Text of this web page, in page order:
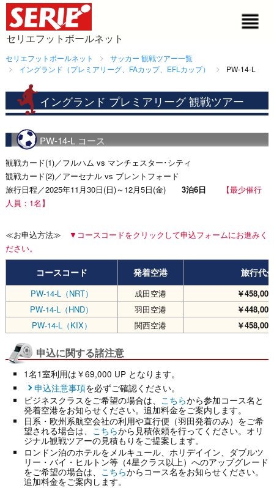
セリエフットボールネット
セリエフットボールネット
サッカー 観戦ツアー一覧
イングランド（プレミアリーグ、FAカップ、EFLカップ）
PW-14-L
イングランド プレミアリーグ 観戦ツアー
PW-14-L コース
観戦カード(1)／フルハム vs マンチェスター･シティ
観戦カード(2)／アーセナル vs ブレントフォード
旅行日程／2025年11月30日(日)～12月5日(金) 3泊6日
【最少催行
人員：1名】
≪お申込方法≫
▼コースコードをクリックして申込フォームにお進みく
ださい。
コースコード 発着空港 旅行代
PW-14-L（NRT） 成田空港 ￥458,000
PW-14-L（HND）
羽田空港 ￥448,000
PW-14-L（KIX）
関西空港 ￥458,000
申込に関する諸注意
1名1室利用は￥69,000 UP となります。
申込注意事項を必ずご確認ください。
ビジネスクラスをご希望の場合は、
こちらから参加コース名と
発着空港をお知らせください。追加料金をご案内します。
日系・欧州系航空会社の利用や直行便（羽田発着のみ）をご希
望される場合は、 こちらから見積依頼を行ってください。オリ
ジナル観戦ツアーの見積もりをご提案します。
ロンドン泊のホテルをメルキュール、ホリデイイン、ダブルツ
リー・バイ・ヒルトン等（4星クラス以上）へのアップグレード
をご希望の場合は、 こちらからコース名をお知らせください。
追加料金をご案内します。